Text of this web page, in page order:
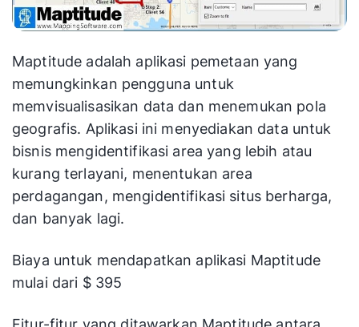
Maptitude adalah aplikasi pemetaan yang
memungkinkan pengguna untuk
memvisualisasikan data dan menemukan pola
geografis. Aplikasi ini menyediakan data untuk
bisnis mengidentifikasi area yang lebih atau
kurang terlayani, menentukan area
perdagangan, mengidentifikasi situs berharga,
dan banyak lagi.
Biaya untuk mendapatkan aplikasi Maptitude
mulai dari $ 395